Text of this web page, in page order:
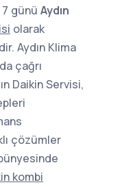
7 günü Aydın
olarak
Aydın Klima
çağrı
Daikin Servisi,
çözümler
kombi